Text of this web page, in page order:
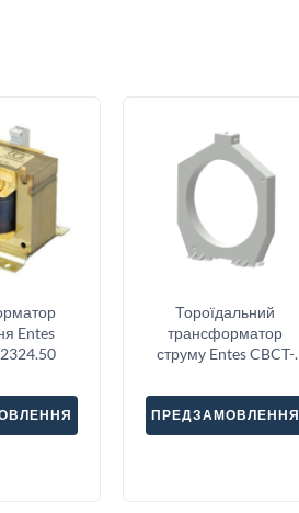
Entes
Тороїдальний
трансформатор
струму Entes CBCT-
ПРЕДЗАМОВЛЕННЯ